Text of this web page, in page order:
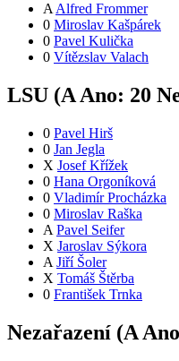
A Alfred Frommer
0 Miroslav Kašpárek
0 Pavel Kulička
0 Vítězslav Valach
LSU (A Ano: 20
0 Pavel Hirš
0 Jan Jegla
X Josef Křížek
0 Hana Orgoníková
0 Vladimír Procházka
0 Miroslav Raška
A Pavel Seifer
X Jaroslav Sýkora
A Jiří Šoler
X Tomáš Štěrba
0 František Trnka
Nezařazení (A